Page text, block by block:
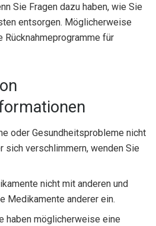
Sie Fragen dazu haben, wie Sie
entsorgen. Möglicherweise
Rücknahmeprogramme für
oder Gesundheitsprobleme nicht
sich verschlimmern, wenden Sie
nicht mit anderen und
Medikamente anderer ein.
haben möglicherweise eine